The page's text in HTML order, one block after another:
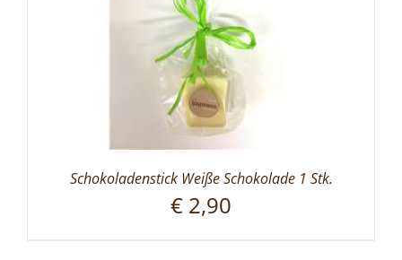
Schokoladenstick Weiße Schokolade 1 Stk.
€ 2,90